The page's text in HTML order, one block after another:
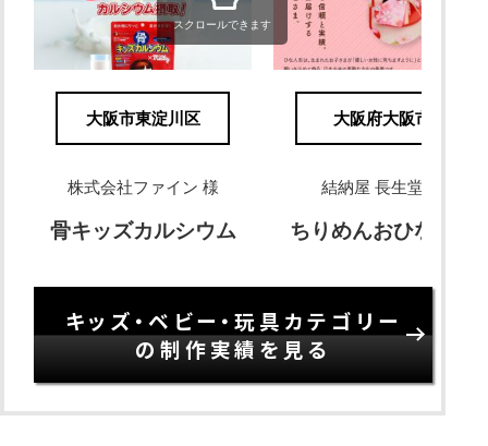
大阪市東淀川区
株式会社ファイン 様
骨キッズカルシウム
大阪府大阪市
結納屋 長生堂 様
ちりめんおひなさま
スクロールできます
キッズ・ベビー・玩具カテゴリー
の制作実績を見る